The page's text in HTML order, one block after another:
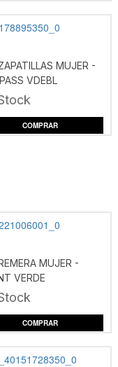
MUJER -
VDEBL
COMPRAR
MUJER -
VERDE
COMPRAR